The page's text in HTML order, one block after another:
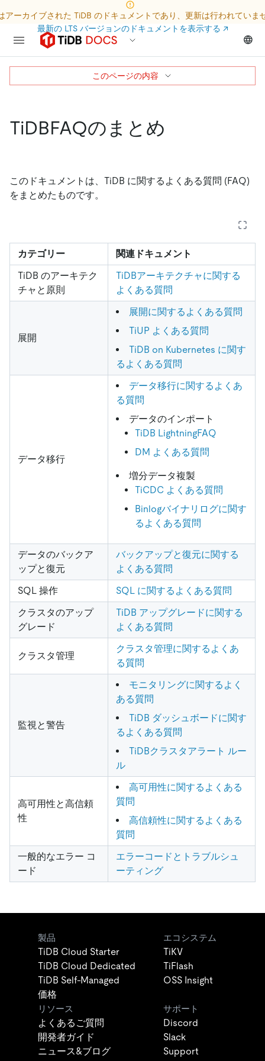
アーカイブされた TiDB のドキュメントであり、更新は行われていま
最新の LTS バージョンのドキュメントを表示する ↗
TiDBFAQのまとめ
このドキュメントは、TiDB に関するよくある質問 (FAQ)
をまとめたものです。
カテゴリー
関連ドキュメント
TiDB のアーキテク
チャと原則
TiDBアーキテクチャに関する
よくある質問
展開
展開に関するよくある質問
TiUP よくある質問
TiDB on Kubernetes に関す
るよくある質問
データ移行
データ移行に関するよくあ
る質問
データのインポート
TiDB LightningFAQ
DM よくある質問
増分データ複製
TiCDC よくある質問
Binlogバイナリログに関す
るよくある質問
データのバックア
ップと復元
バックアップと復元に関する
よくある質問
SQL 操作
SQL に関するよくある質問
クラスタのアップ
グレード
TiDB アップグレードに関する
よくある質問
クラスタ管理
クラスタ管理に関するよくあ
る質問
監視と警告
モニタリングに関するよく
ある質問
TiDB ダッシュボードに関す
るよくある質問
TiDBクラスタアラート ルー
ル
高可用性と高信頼
性
高可用性に関するよくある
質問
高信頼性に関するよくある
質問
一般的なエラー コ
ード
エラーコードとトラブルシュ
ーティング
このページの内容
製品
TiDB Cloud Starter
TiDB Cloud Dedicated
TiDB Self-Managed
価格
エコシステム
TiKV
TiFlash
OSS Insight
リソース
よくあるご質問
開発者ガイド
ニュース&ブログ
サポート
Discord
Slack
Support